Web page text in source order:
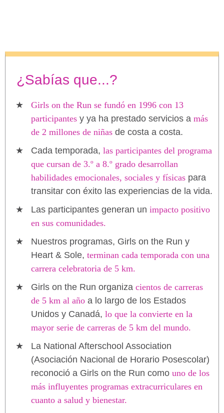
¿Sabías que...?
Girls on the Run se fundó en 1996 con 13
participantes y ya ha prestado servicios a más
de 2 millones de niñas de costa a costa.
Cada temporada, las participantes del programa
que cursan de 3.º a 8.º grado desarrollan
habilidades emocionales, sociales y físicas para
transitar con éxito las experiencias de la vida.
Las participantes generan un impacto positivo
en sus comunidades.
Nuestros programas, Girls on the Run y
Heart & Sole, terminan cada temporada con una
carrera celebratoria de 5 km.
Girls on the Run organiza cientos de carreras
de 5 km al año a lo largo de los Estados
Unidos y Canadá, lo que la convierte en la
mayor serie de carreras de 5 km del mundo.
La National Afterschool Association
(Asociación Nacional de Horario Posescolar)
reconoció a Girls on the Run como uno de los
más influyentes programas extracurriculares en
cuanto a salud y bienestar.